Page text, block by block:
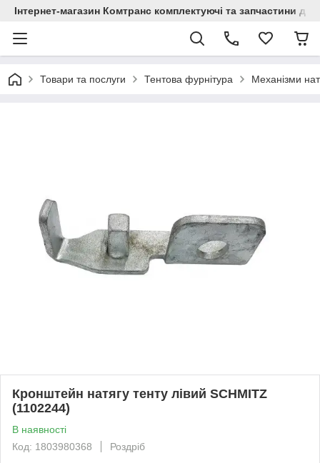
Інтернет-магазин Комтранс комплектуючі та запчастини
Товари та послуги Тентова фурнітура Механізми
Кронштейн натягу тенту лівий SCHMITZ
(1102244)
В наявності
Код: 1803980368
Роздріб